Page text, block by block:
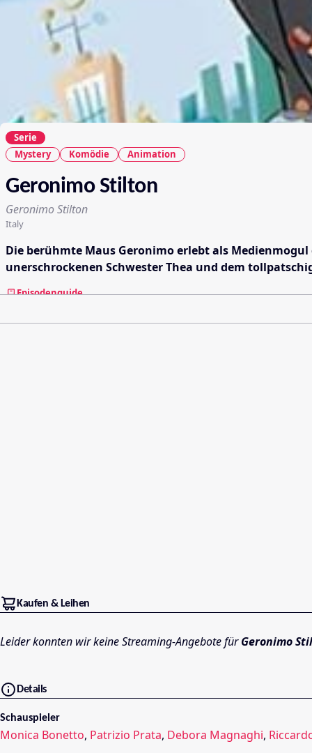
Serie
Mystery
Komödie Animation
Geronimo Stilton
Geronimo Stilton
Italy
Die berühmte Maus Geronimo erlebt als
unerschrockenen Schwester Thea und dem
Episodenguide
Kaufen & Leihen
Leider konnten wir keine Streaming-Angebote fürGeronimo
Details
Schauspieler
Monica Bonetto, Patrizio Prata, Debora Magnaghi,